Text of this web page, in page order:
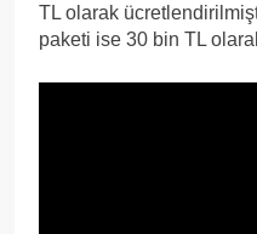
TL olarak
paketi ise 30 bin TL